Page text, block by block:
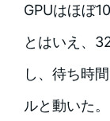
GPUはほぼ
とはいえ、
し、待ち時
ルと動いた。